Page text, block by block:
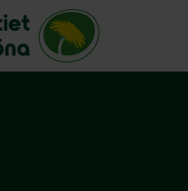
gröna, startsida